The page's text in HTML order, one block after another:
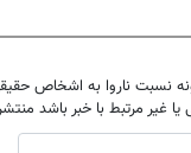
نسبت ناروا به اشخاص
یا غیر مرتبط با خبر باشد